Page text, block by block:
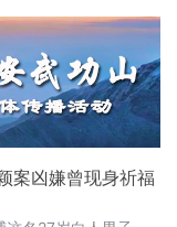
补乘客，导致该名母
着长达三个半小时。
案凶嫌曾现身祈福